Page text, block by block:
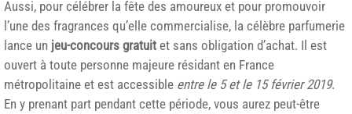
Aussi, pour célébrer la fête des amoureux et pour promouvoir
l’une des fragrances qu’elle commercialise, la célèbre parfumerie
lance un jeu-concours gratuit et sans obligation d’achat. Il est
ouvert à toute personne majeure résidant en France
métropolitaine et est accessible entre le 5 et le 15 février 2019.
En y prenant part pendant cette période, vous aurez peut-être